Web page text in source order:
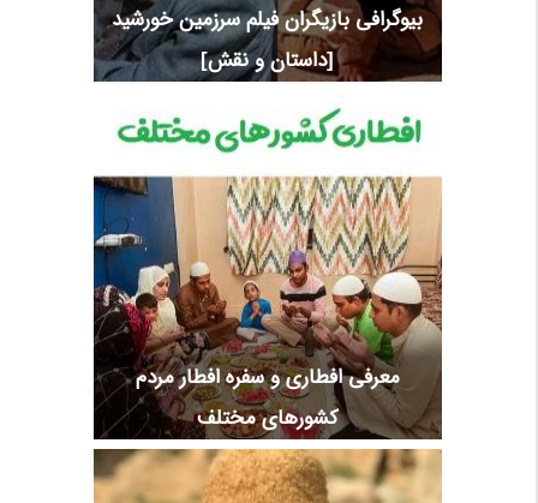
بیوگرافی بازیگران فیلم سرزمین خورشید
[داستان و نقش]
معرفی افطاری و سفره افطار مردم
کشورهای مختلف